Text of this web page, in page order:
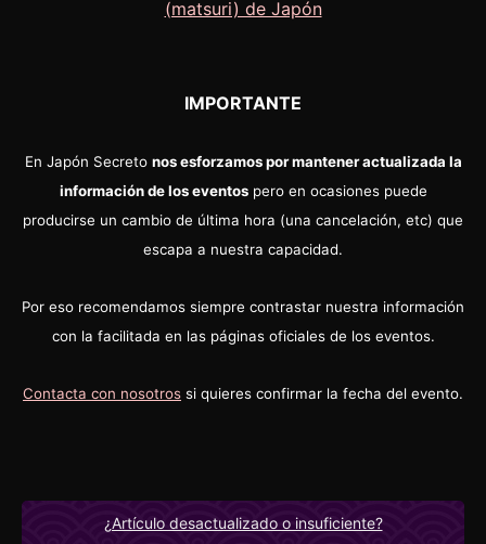
IMPORTANTE
En Japón Secreto nos esforzamos por mantener actualizada la
información de los eventospero en ocasiones puede
producirse un cambio de última hora (una cancelación, etc) que
escapa a nuestra capacidad.
Por eso recomendamos siempre contrastar nuestra información
con la facilitada en las páginas oficiales de los eventos.
Contacta con nosotros si quieres confirmar la fecha del evento.
¿Artículo desactualizado o insuficiente?